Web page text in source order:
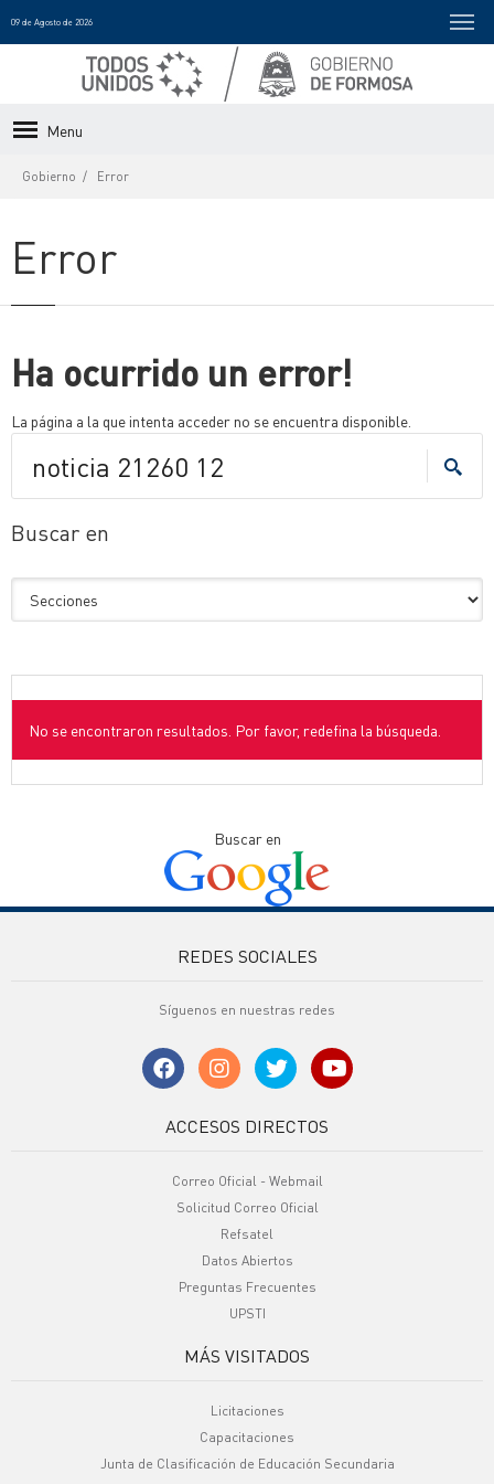
09 de Agosto de 2026
Menu
Gobierno Error
Error
Ha ocurrido un error!
La página a la que intenta acceder no se encuentra disponible.
Buscar en
No se encontraron resultados. Por favor, redefina la búsqueda.
Buscar en
REDES SOCIALES
Síguenos en nuestras redes
ACCESOS DIRECTOS
Correo Oficial - Webmail
Solicitud Correo Oficial
Refsatel
Datos Abiertos
Preguntas Frecuentes
UPSTI
MÁS VISITADOS
Licitaciones
Capacitaciones
Junta de Clasificación de Educación Secundaria